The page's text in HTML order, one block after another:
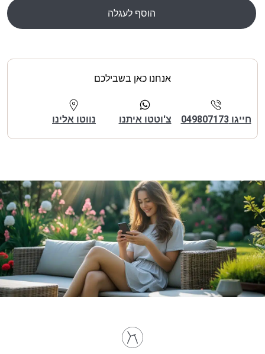
הוסף לעגלה
אנחנו כאן בשבילכם
חייגו 049807173 צ'וטטו איתנו נווטו אלינו